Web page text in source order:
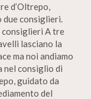
d’Oltrepo,
due consiglieri.
consiglieri A tre
lasciano la
ma noi andiamo
nel consiglio di
guidato da
del